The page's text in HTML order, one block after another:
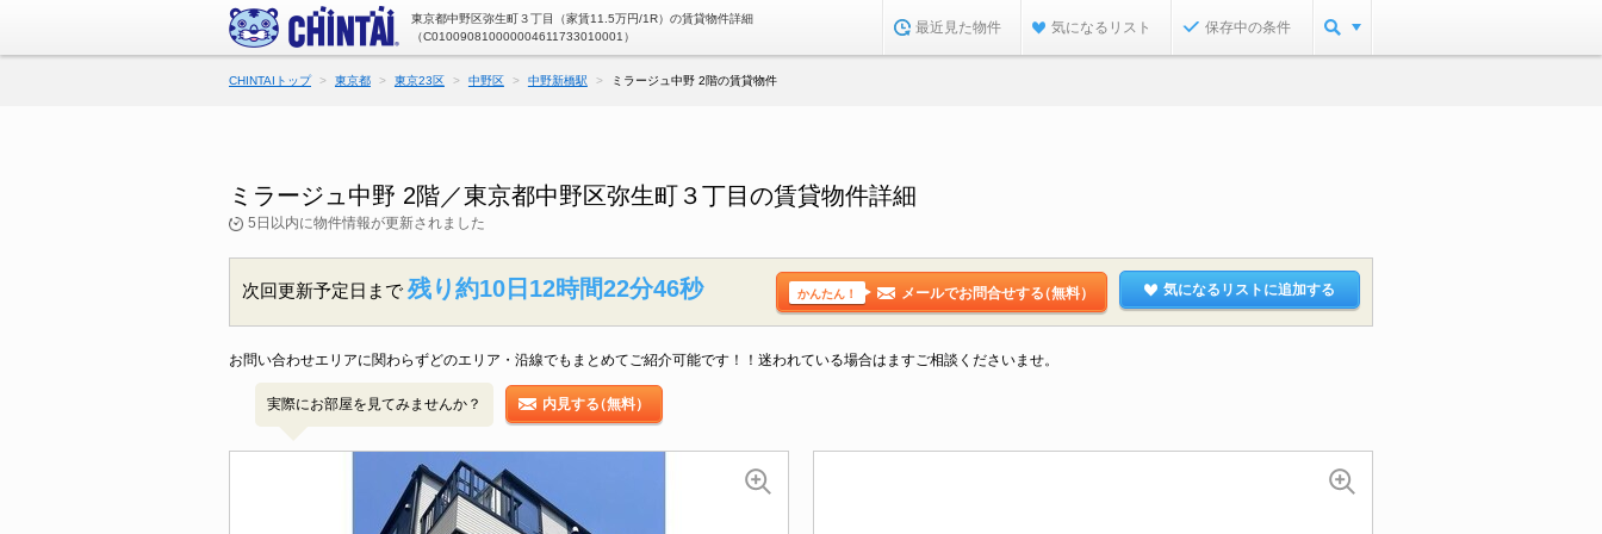
東京都中野区弥生町３丁目（家賃11.5万円/1R）の賃貸物件詳細
（C010090810000004611733010001）
最近見た物件 気になるリスト 保存中の条件
CHINTAIトップ 東京都 東京23区 中野区 中野新橋駅 ミラージュ中野 2階の賃貸物件
ミラージュ中野 2階／東京都中野区弥生町３丁目の賃貸物件詳細
5日以内に物件情報が更新されました
次回更新予定日まで 残り約10日12時間22分45秒 かんたん！ メールでお問合せする（無料） 気になるリストに追加する
お問い合わせエリアに関わらずどのエリア・沿線でもまとめてご紹介可能です！！迷われている場合はますご相談くださいませ。
実際にお部屋を見てみませんか？ 内見する（無料）